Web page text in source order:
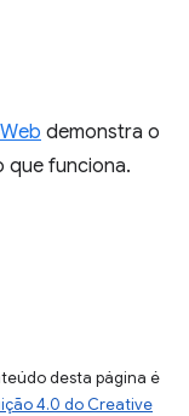
demonstra o
que funciona.
desta página é
4.0 do Creative